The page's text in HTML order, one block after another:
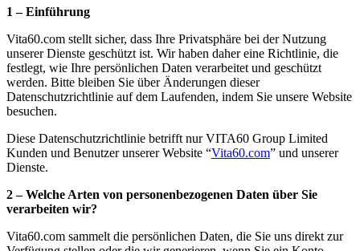
1 – Einführung
Vita60.com stellt sicher, dass Ihre Privatsphäre bei der Nutzung
unserer Dienste geschützt ist. Wir haben daher eine Richtlinie, die
festlegt, wie Ihre persönlichen Daten verarbeitet und geschützt
werden. Bitte bleiben Sie über Änderungen dieser
Datenschutzrichtlinie auf dem Laufenden, indem Sie unsere Website
besuchen.
Diese Datenschutzrichtlinie betrifft nur VITA60 Group Limited
Kunden und Benutzer unserer Website “Vita60.com” und unserer
Dienste.
2 – Welche Arten von personenbezogenen Daten über Sie
verarbeiten wir?
Vita60.com sammelt die persönlichen Daten, die Sie uns direkt zur